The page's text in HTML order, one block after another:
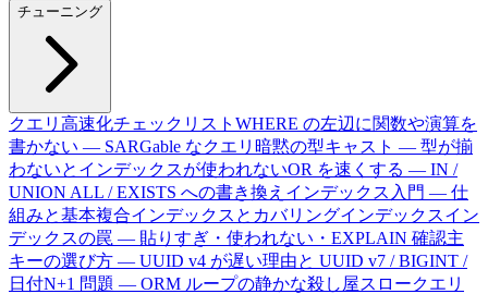
チューニング
クエリ高速化チェックリスト WHERE の左辺に関数や演算を
書かない — SARGable なクエリ 暗黙の型キャスト — 型が揃
わないとインデックスが使われないOR を速くする — IN /
UNION ALL / EXISTS への書き換え インデックス入門 — 仕
組みと基本複合インデックスとカバリングインデックスイン
デックスの罠 — 貼りすぎ・使われない・EXPLAIN 確認主
キーの選び方 — UUID v4 が遅い理由と UUID v7 / BIGINT /
日付N+1 問題 — ORM ループの静かな殺し屋スロークエリ